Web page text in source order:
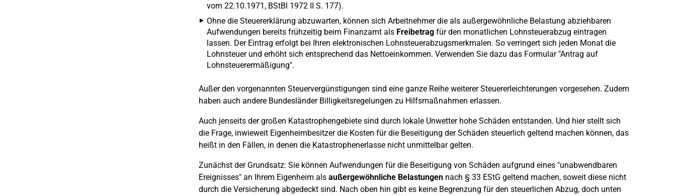
vom 22.10.1971, BStBl 1972 II S. 177).
Ohne die Steuererklärung abzuwarten, können sich Arbeitnehmer die als außergewöhnliche Belastung abziehbaren
Aufwendungen bereits frühzeitig beim Finanzamt als Freibetragfür den monatlichen Lohnsteuerabzug eintragen
lassen. Der Eintrag erfolgt bei Ihren elektronischen Lohnsteuerabzugsmerkmalen. So verringert sich jeden Monat die
Lohnsteuer und erhöht sich entsprechend das Nettoeinkommen. Verwenden Sie dazu das Formular "Antrag auf
Lohnsteuerermäßigung".
Außer den vorgenannten Steuervergünstigungen sind eine ganze Reihe weiterer Steuererleichterungen vorgesehen. Zudem
haben auch andere Bundesländer Billigkeitsregelungen zu Hilfsmaßnahmen erlassen.
Auch jenseits der großen Katastrophengebiete sind durch lokale Unwetter hohe Schäden entstanden. Und hier stellt sich
die Frage, inwieweit Eigenheimbesitzer die Kosten für die Beseitigung der Schäden steuerlich geltend machen können, das
heißt in den Fällen, in denen die Katastrophenerlasse nicht unmittelbar gelten.
Zunächst der Grundsatz: Sie können Aufwendungen für die Beseitigung von Schäden aufgrund eines "unabwendbaren
Ereignisses" an Ihrem Eigenheim alsaußergewöhnliche Belastungennach § 33 EStG geltend machen, soweit diese nicht
durch die Versicherung abgedeckt sind. Nach oben hin gibt es keine Begrenzung für den steuerlichen Abzug, doch unten